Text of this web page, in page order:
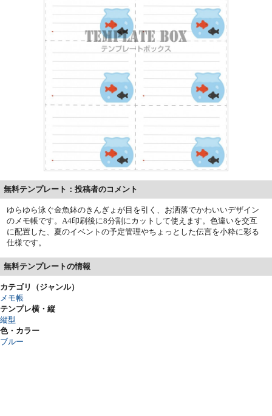
無料テンプレート：投稿者のコメント
ゆらゆら泳ぐ金魚鉢のきんぎょが目を引く、お洒落でかわいいデザイン
のメモ帳です。A4印刷後に8分割にカットして使えます。色違いを交互
に配置した、夏のイベントの予定管理やちょっとした伝言を小粋に彩る
仕様です。
無料テンプレートの情報
カテゴリ（ジャンル）
メモ帳
テンプレ横・縦
縦型
色・カラー
ブルー